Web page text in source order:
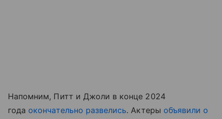
Напомним, Питт и Джоли в конце 2024
года окончательно развелись. Актеры объявили о